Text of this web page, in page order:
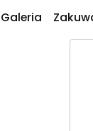
Galeria